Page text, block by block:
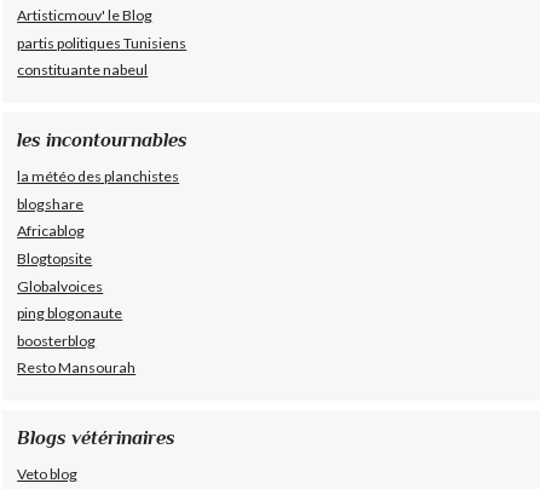
Artisticmouv' le Blog
partis politiques Tunisiens
constituante nabeul
les incontournables
la météo des planchistes
blogshare
Africablog
Blogtopsite
Globalvoices
ping blogonaute
boosterblog
Resto Mansourah
Blogs vétérinaires
Veto blog